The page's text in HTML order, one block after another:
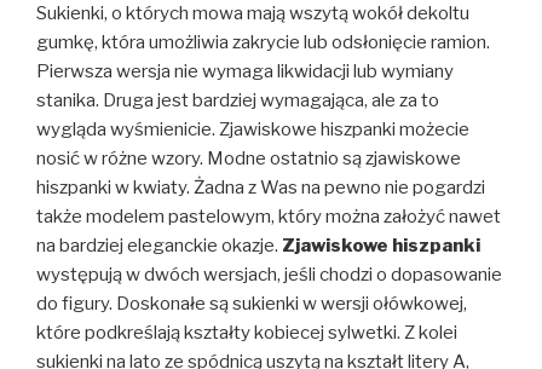
Sukienki, o których mowa mają wszytą wokół dekoltu
gumkę, która umożliwia zakrycie lub odsłonięcie ramion.
Pierwsza wersja nie wymaga likwidacji lub wymiany
stanika. Druga jest bardziej wymagająca, ale za to
wygląda wyśmienicie. Zjawiskowe hiszpanki możecie
nosić w różne wzory. Modne ostatnio są zjawiskowe
hiszpanki w kwiaty. Żadna z Was na pewno nie pogardzi
także modelem pastelowym, który można założyć nawet
na bardziej eleganckie okazje. Zjawiskowe hiszpanki
występują w dwóch wersjach, jeśli chodzi o dopasowanie
do figury. Doskonałe są sukienki w wersji ołówkowej,
które podkreślają kształty kobiecej sylwetki. Z kolei
sukienki na lato ze spódnicą uszytą na kształt litery A,